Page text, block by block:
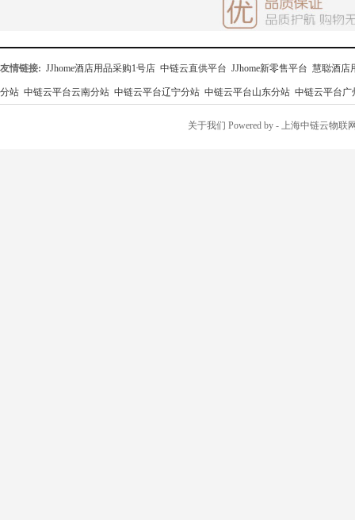
友情链接: JJhome酒店用品采购1号店 中链云直供平台 JJhome新零售平台 慧聪酒店
分站 中链云平台云南分站 中链云平台辽宁分站 中链云平台山东分站 中链云平台广
关于我们 Powered by - 上海中链云物联